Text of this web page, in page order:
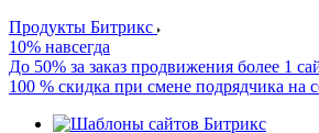
Продукты Битрикс
10% навсегда
До 50% за заказ продвижения более 1
100 % скидка при смене подрядчика на